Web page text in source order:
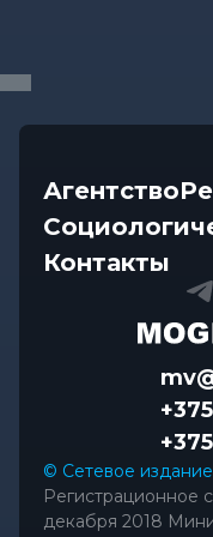
Почему мозг
подъема, чем они
Чем обернулась
налоговых
Агентство
Контакты
© Сетевое
Регистрационное
декабря 2018